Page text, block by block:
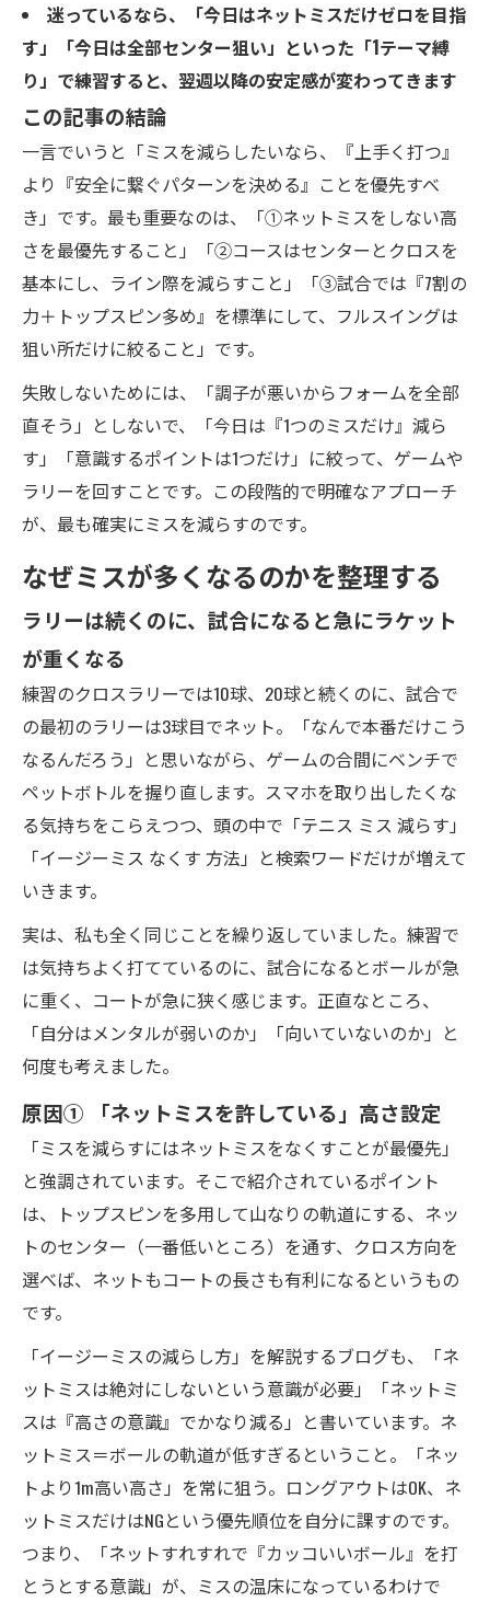
迷っているなら、「今日はネットミスだけゼロを目指
す」「今日は全部センター狙い」といった「1テーマ縛
り」で練習すると、翌週以降の安定感が変わってきます
この記事の結論
一言でいうと「ミスを減らしたいなら、『上手く打つ』
より『安全に繋ぐパターンを決める』ことを優先すべ
き」です。最も重要なのは、「①ネットミスをしない高
さを最優先すること」「②コースはセンターとクロスを
基本にし、ライン際を減らすこと」「③試合では『7割の
力＋トップスピン多め』を標準にして、フルスイングは
狙い所だけに絞ること」です。
失敗しないためには、「調子が悪いからフォームを全部
直そう」としないで、「今日は『1つのミスだけ』減ら
す」「意識するポイントは1つだけ」に絞って、ゲームや
ラリーを回すことです。この段階的で明確なアプローチ
が、最も確実にミスを減らすのです。
なぜミスが多くなるのかを整理する
ラリーは続くのに、試合になると急にラケット
が重くなる
練習のクロスラリーでは10球、20球と続くのに、試合で
の最初のラリーは3球目でネット。「なんで本番だけこう
なるんだろう」と思いながら、ゲームの合間にベンチで
ペットボトルを握り直します。スマホを取り出したくな
る気持ちをこらえつつ、頭の中で「テニス ミス 減らす」
「イージーミス なくす 方法」と検索ワードだけが増えて
いきます。
実は、私も全く同じことを繰り返していました。練習で
は気持ちよく打てているのに、試合になるとボールが急
に重く、コートが急に狭く感じます。正直なところ、
「自分はメンタルが弱いのか」「向いていないのか」と
何度も考えました。
原因① 「ネットミスを許している」高さ設定
「ミスを減らすにはネットミスをなくすことが最優先」
と強調されています。そこで紹介されているポイント
は、トップスピンを多用して山なりの軌道にする、ネッ
トのセンター（一番低いところ）を通す、クロス方向を
選べば、ネットもコートの長さも有利になるというもの
です。
「イージーミスの減らし方」を解説するブログも、「ネ
ットミスは絶対にしないという意識が必要」「ネットミ
スは『高さの意識』でかなり減る」と書いています。ネ
ットミス＝ボールの軌道が低すぎるということ。「ネッ
トより1m高い高さ」を常に狙う。ロングアウトはOK、ネ
ットミスだけはNGという優先順位を自分に課すのです。
つまり、「ネットすれすれで『カッコいいボール』を打
とうとする意識」が、ミスの温床になっているわけで